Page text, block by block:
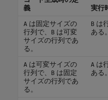
義
実行
Aは固定サイズの
行列で、
Bは可変
サイズの行列であ
る。
Bは
ある。
Aは可変サイズの
行列で、
Bは固定
サイズの行列であ
る。
Aは
ある。